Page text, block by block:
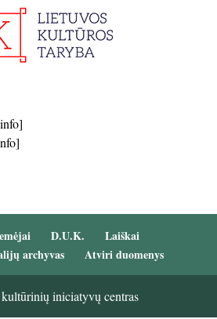
D.U.K.
Laiškai
archyvas Atviri duomenys
iniciatyvų centras